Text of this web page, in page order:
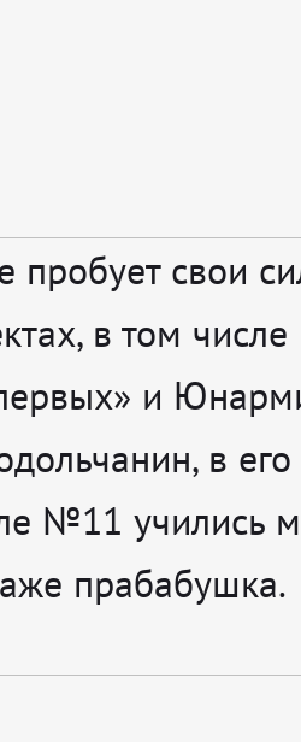
пробует свои
в том числе
и
в его
№11 учились
прабабушка.